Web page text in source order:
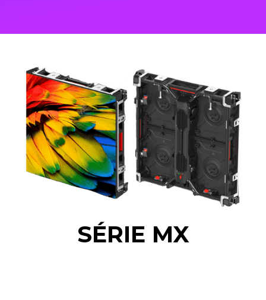
SÉRIE MX